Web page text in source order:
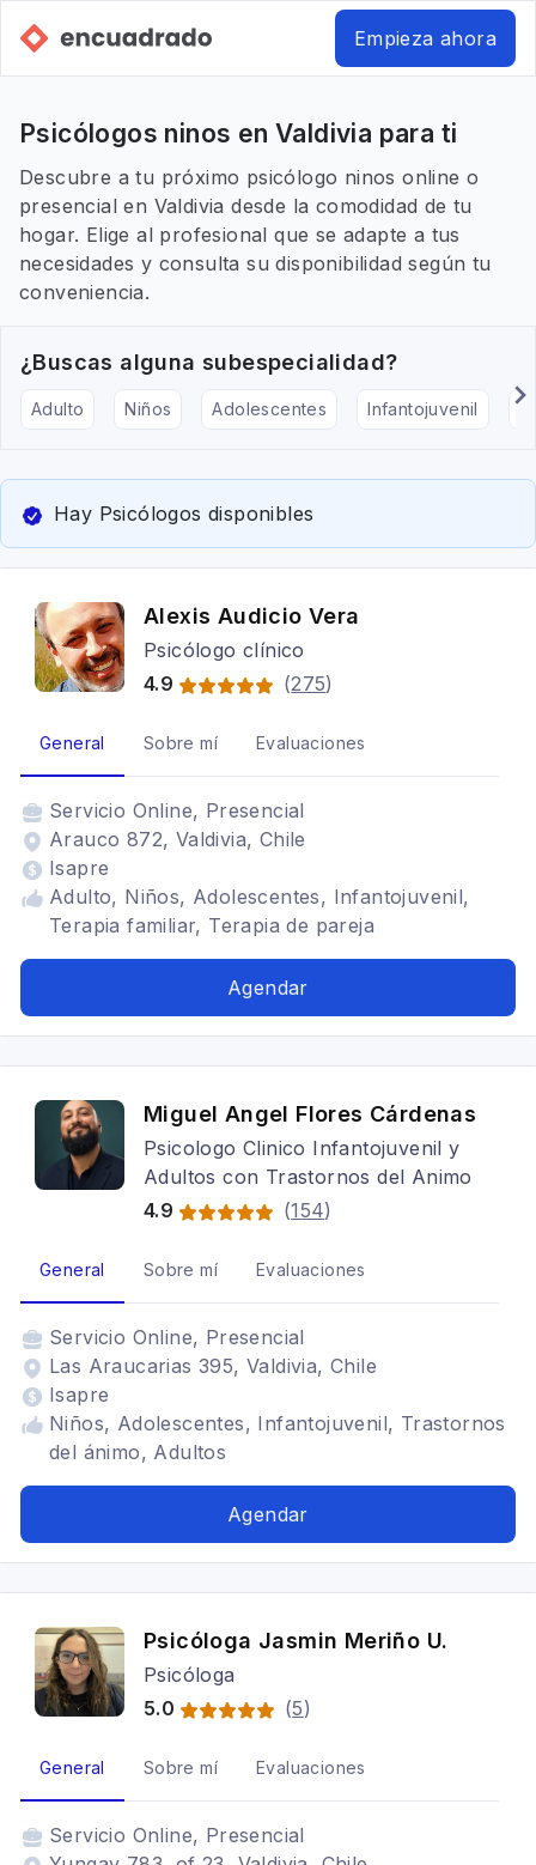
Empieza ahora
Psicólogos ninos en Valdivia para ti
Descubre a tu próximo psicólogo ninos online o
presencial en Valdivia desde la comodidad de tu
hogar. Elige al profesional que se adapte a tus
necesidades y consulta su disponibilidad según tu
conveniencia.
¿Buscas alguna subespecialidad?
Adulto Niños Adolescentes Infantojuvenil
Hay Psicólogos disponibles
Alexis Audicio Vera
Psicólogo clínico
4.9
(275)
General Sobre mí Evaluaciones
Servicio Online, Presencial
Arauco 872, Valdivia, Chile
Isapre
Adulto, Niños, Adolescentes, Infantojuvenil,
Terapia familiar, Terapia de pareja
Agendar
Miguel Angel Flores Cárdenas
Psicologo Clinico Infantojuvenil y
Adultos con Trastornos del Animo
4.9
(154)
General Sobre mí Evaluaciones
Servicio Online, Presencial
Las Araucarias 395, Valdivia, Chile
Isapre
Niños, Adolescentes, Infantojuvenil, Trastornos
del ánimo, Adultos
Agendar
Psicóloga Jasmin Meriño U.
Psicóloga
5.0
(5)
General Sobre mí Evaluaciones
Servicio Online, Presencial